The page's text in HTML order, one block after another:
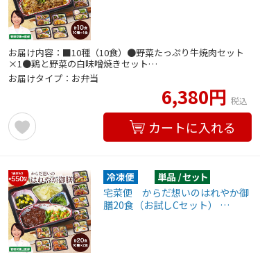
お届け内容：■10種（10食）●野菜たっぷり牛焼肉セット
×1●鶏と野菜の白味噌焼きセット…
お届けタイプ：お弁当
6,380円 税込
カートに入れる
宅菜便 からだ想いのはれやか御
膳20食（お試しCセット） …